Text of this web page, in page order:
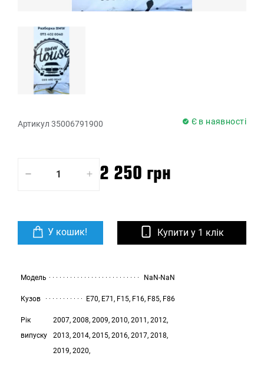
Артикул 35006791900 Є в наявності
2 250 грн
У кошик! Купити у 1 клік
Модель NaN-NaN
Кузов E70, E71, F15, F16, F85, F86
Рік
випуску
2007, 2008, 2009, 2010, 2011, 2012,
2013, 2014, 2015, 2016, 2017, 2018,
2019, 2020,